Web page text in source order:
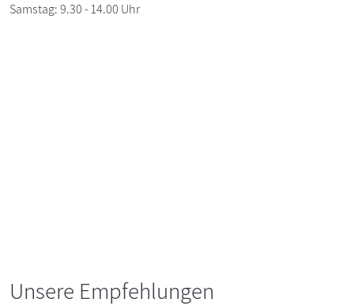
Samstag: 9.30 - 14.00 Uhr
Unsere Empfehlungen